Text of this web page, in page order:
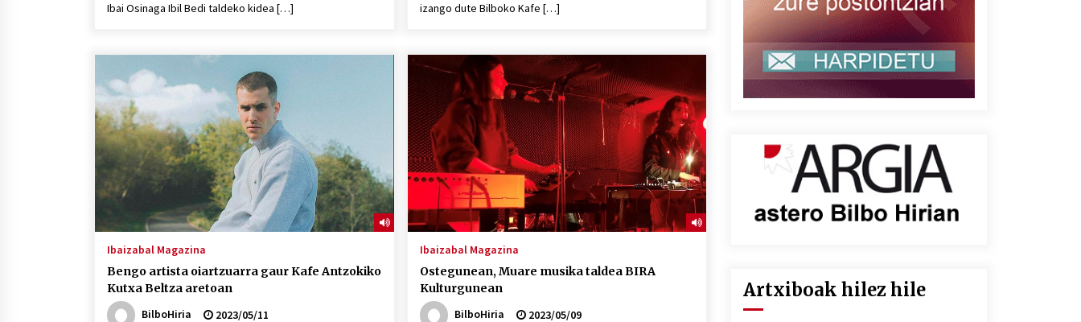
Ibai Osinaga Ibil Bedi taldeko kidea […]
izango dute Bilboko Kafe […]
Ibaizabal Magazina
Bengo artista oiartzuarra gaur Kafe Antzokiko
Kutxa Beltza aretoan
BilboHiria
2023/05/11
Ibaizabal Magazina
Ostegunean, Muare musika taldea BIRA
Kulturgunean
BilboHiria
2023/05/09
Artxiboak hilez hile